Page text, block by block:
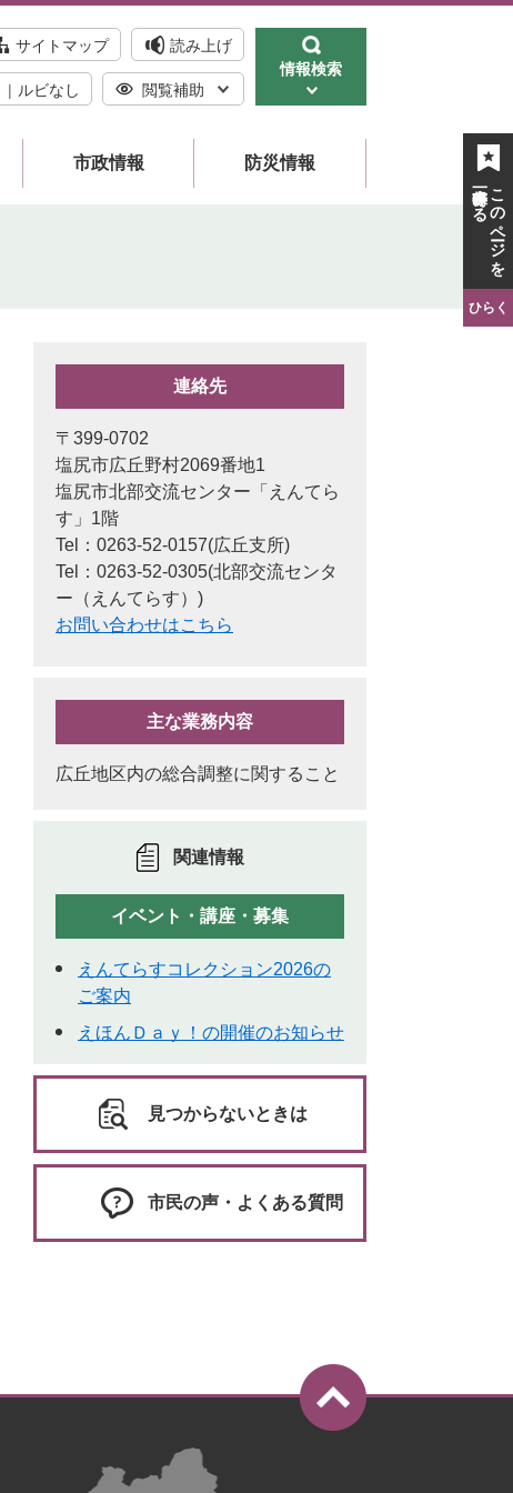
サイトマップ 読み上げ
ルビなし 閲覧補助
情報検索
市政情報 防災情報
連絡先
〒399-0702
塩尻市広丘野村2069番地1
塩尻市北部交流センター「えんてら
す」1階
Tel：0263-52-0157 広丘支所
Tel：0263-52-0305 北部交流センタ
ー（えんてらす）
お問い合わせはこちら
主な業務内容
広丘地区内の総合調整に関すること
関連情報
イベント・講座・募集
えんてらすコレクション2026の
ご案内
えほんＤａｙ！の開催のお知らせ
見つからないときは
市民の声・よくある質問
このページを
一時保存する
ひらく